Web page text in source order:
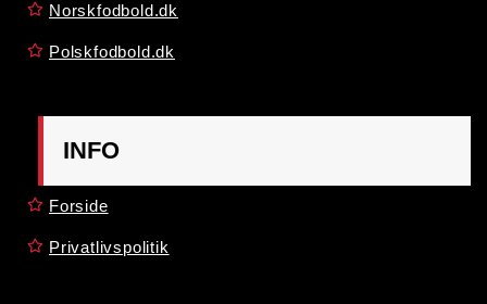
Norskfodbold.dk
Polskfodbold.dk
INFO
Forside
Privatlivspolitik